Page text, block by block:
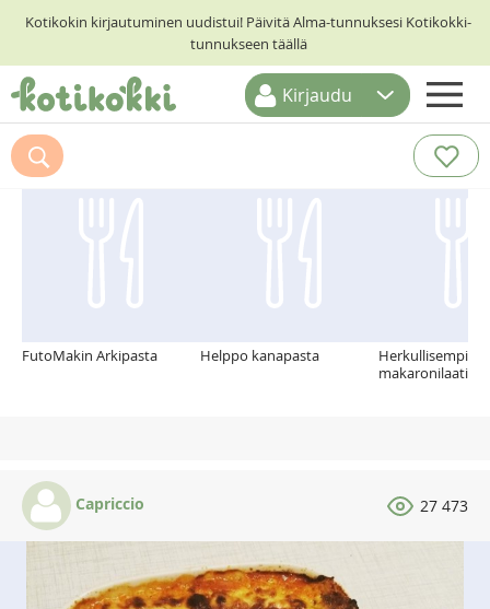
Kotikokin kirjautuminen uudistui! Päivitä Alma-tunnuksesi Kotikokki-
tunnukseen täällä
ETUSIVU
RESEPTIHAKU
Kirjaudu
Suosittelemme myös
FutoMakin Arkipasta Helppo kanapasta
Herkullisempi
Capriccio 27 473